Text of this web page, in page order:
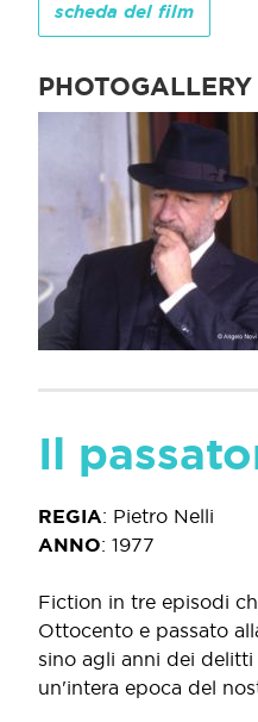
scheda del film
PHOTOGALLERY
Il
REGIA: Pietro Nelli
ANNO: 1977
Fiction in tre episodi
Ottocento e passato
sino agli anni dei
un'intera epoca del